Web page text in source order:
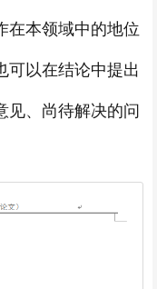
在本领域中的地位
可以在结论中提出
见、尚待解决的问